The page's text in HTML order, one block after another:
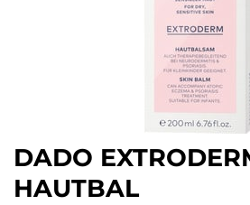
DADO
HAUTBAL